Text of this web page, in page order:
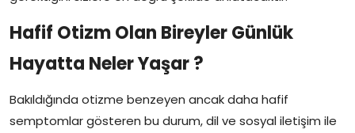
Hafif Otizm Olan Bireyler Günlük
Hayatta Neler Yaşar ?
Bakıldığında otizme benzeyen ancak daha hafif
semptomlar gösteren bu durum, dil ve sosyal iletişim ile